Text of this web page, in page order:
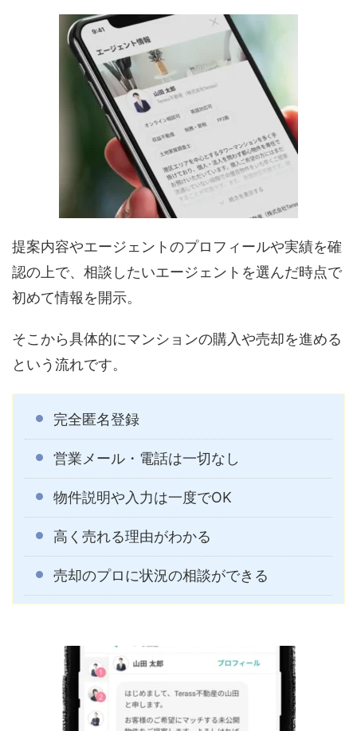
提案内容やエージェントのプロフィールや実績を確
認の上で、相談したいエージェントを選んだ時点で
初めて情報を開示。
そこから具体的にマンションの購入や売却を進める
という流れです。
完全匿名登録
営業メール・電話は一切なし
物件説明や入力は一度でOK
高く売れる理由がわかる
売却のプロに状況の相談ができる